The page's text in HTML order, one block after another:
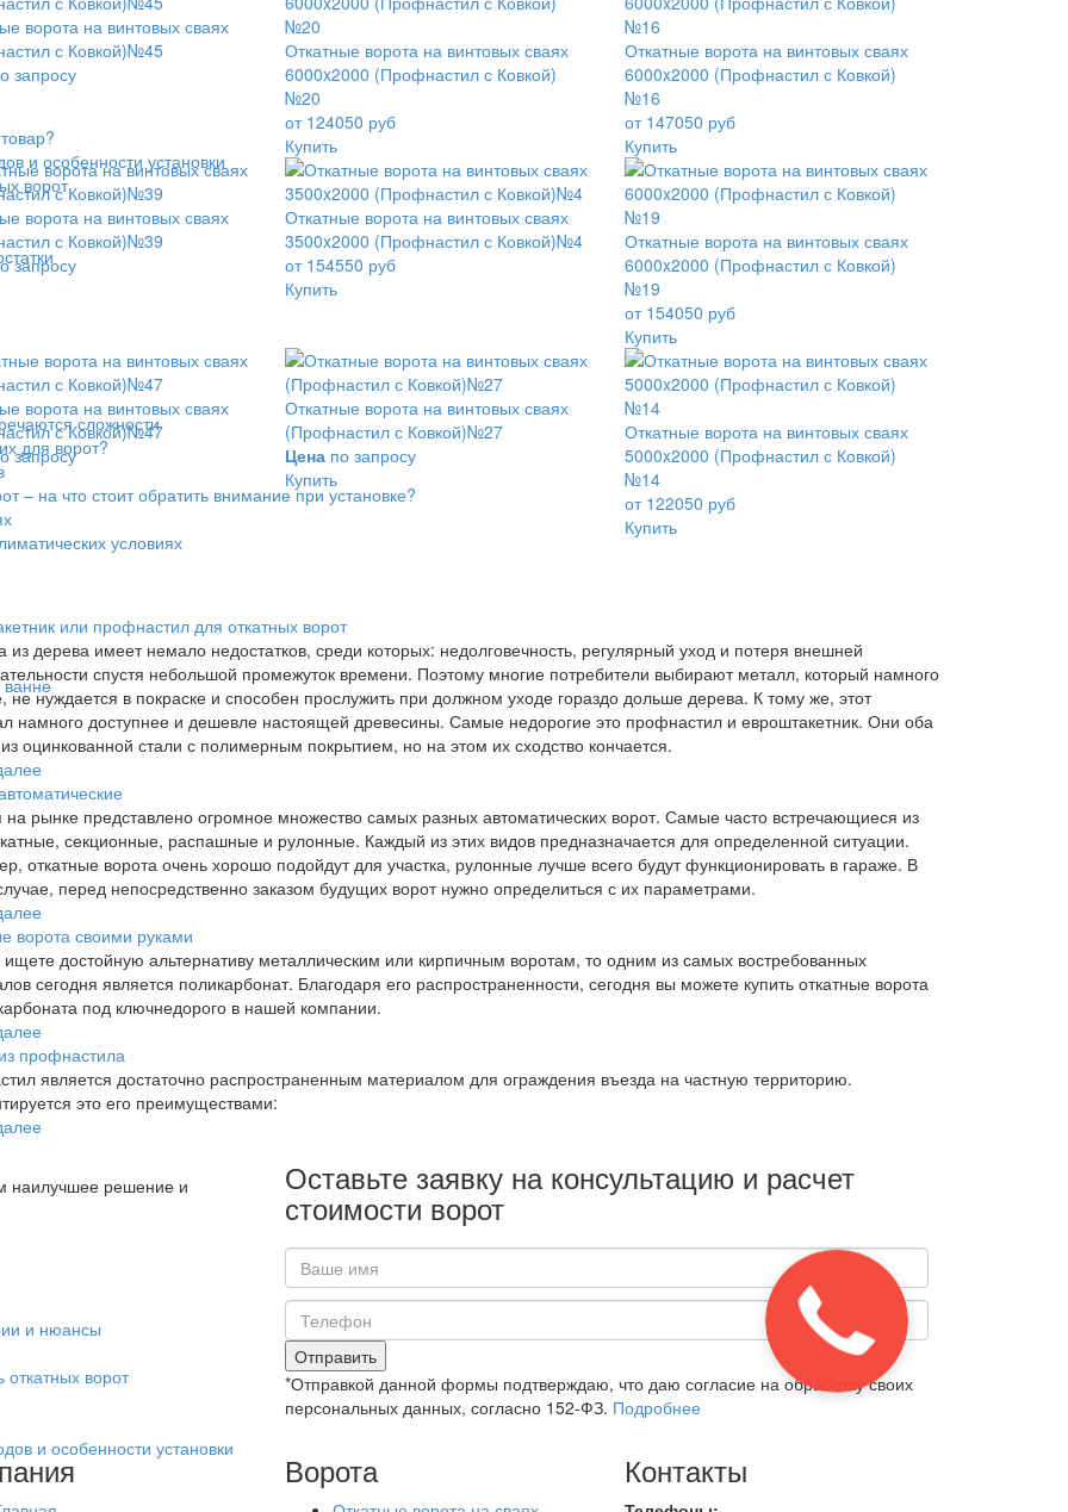
и особенности установки
ворот
сложности
для ворот?
– на что стоит обратить внимание при установке?
условиях
ванне
и нюансы
ворот
и особенности установки
ворота на винтовых сваях
с Ковкой)№45
запросу
Откатные ворота на винтовых сваях
6000x2000 (Профнастил с Ковкой)
№20
от 124050 руб
Купить
Откатные ворота на винтовых сваях
6000x2000 (Профнастил с Ковкой)
№16
от 147050 руб
Купить
ворота на винтовых сваях
с Ковкой)№39
запросу
Откатные ворота на винтовых сваях
3500x2000 (Профнастил с Ковкой)№4
от 154550 руб
Купить
Откатные ворота на винтовых сваях
6000x2000 (Профнастил с Ковкой)
№19
от 154050 руб
Купить
ворота на винтовых сваях
с Ковкой)№47
запросу
Откатные ворота на винтовых сваях
(Профнастил с Ковкой)№27
Цена по запросу
Купить
Откатные ворота на винтовых сваях
5000x2000 (Профнастил с Ковкой)
№14
от 122050 руб
Купить
или профнастил для откатных ворот
из дерева имеет немало недостатков, среди которых: недолговечность, регулярный уход и потеря внешней
спустя небольшой промежуток времени. Поэтому многие потребители выбирают металл, который намного
не нуждается в покраске и способен прослужить при должном уходе гораздо дольше дерева. К тому же, этот
намного доступнее и дешевле настоящей древесины. Самые недорогие это профнастил и евроштакетник. Они оба
из оцинкованной стали с полимерным покрытием, но на этом их сходство кончается.
на рынке представлено огромное множество самых разных автоматических ворот. Самые часто встречающиеся из
секционные, распашные и рулонные. Каждый из этих видов предназначается для определенной ситуации.
откатные ворота очень хорошо подойдут для участка, рулонные лучше всего будут функционировать в гараже. В
перед непосредственно заказом будущих ворот нужно определиться с их параметрами.
ворота своими руками
достойную альтернативу металлическим или кирпичным воротам, то одним из самых востребованных
сегодня является поликарбонат. Благодаря его распространенности, сегодня вы можете купить откатные ворота
под ключнедорого в нашей компании.
профнастила
является достаточно распространенным материалом для ограждения въезда на частную территорию.
это его преимуществами:
наилучшее решение и
Оставьте заявку на консультацию и расчет
стоимости ворот
Отправить
*Отправкой данной формы подтверждаю, что даю согласие на обработку своих
персональных данных, согласно 152-ФЗ. Подробнее
Ворота Контакты